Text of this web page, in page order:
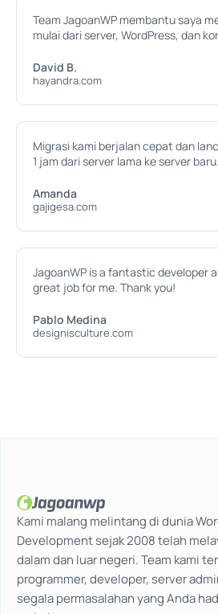
Team JagoanWP membantu saya
mulai dari server, WordPress, dan
David B.
hayandra.com
Migrasi kami berjalan cepat dan
1 jam dari server lama ke server baru.
Amanda
gajigesa.com
JagoanWP is a fantastic developer
great job for me. Thank you!
Pablo Medina
designisculture.com
Kami malang melintang di dunia
Development sejak 2008 telah
dalam dan luar negeri. Team kami
programmer, developer, server
segala permasalahan yang Anda